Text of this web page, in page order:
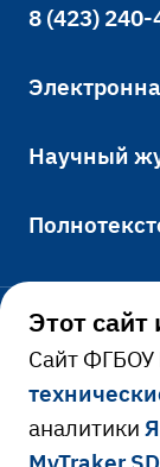
8 (423)
Научный
Сведения
Ресурсы
Этот сайт
Cайт ФГБОУ
аналитики